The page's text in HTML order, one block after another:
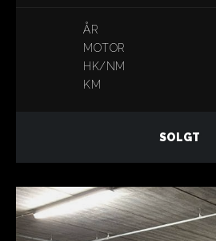
ÅR
MOTOR
HK/NM
KM
SOLGT